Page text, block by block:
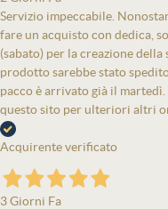
Servizio impeccabile.
fare un acquisto con dedica,
(sabato) per la creazione
prodotto sarebbe stato
pacco è arrivato già il
questo sito per ulteriori altri
Acquirente verificato
3 Giorni Fa